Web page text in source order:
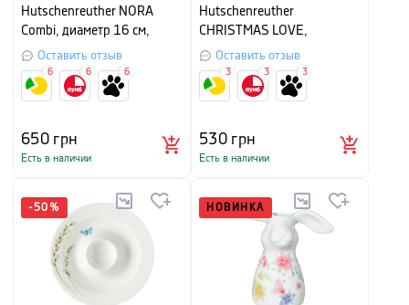
Hutschenreuther NORA
Combi, диаметр 16 см,
белый с рисунком
Оставить отзыв
650грн
Есть в наличии
6 6 6
Hutschenreuther
CHRISTMAS LOVE,
11,4х6,3х6,3 см, красный
Оставить отзыв
530грн
Есть в наличии
3 3 3
-50 % НОВИНКА